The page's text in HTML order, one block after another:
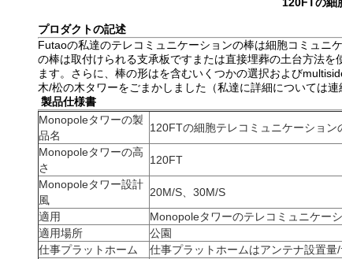
プロダクトの記述
Futaoの私達のテレコミュニケーションの棒は細胞コミュニ
の棒は取付けられる支承板ですまたは直接埋葬の土台方法
ます。さらに、棒の形はを含むいくつかの選択および
木/松の木タワーをごまかしました（私達に詳細については連
製品仕様書
Monopoleタワーの製
品名
120FTの細胞テレコミュニケーショ
Monopoleタワーの高
さ
120FT
Monopoleタワー設計
風
20M/S、30M/S
適用
Monopoleタワーのテレコミュニケー
適用場所
公園
仕事プラットホーム
仕事プラットホームはアンテナ設置